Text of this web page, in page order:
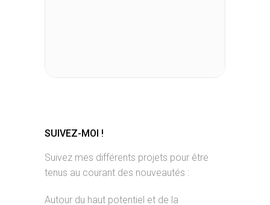
SUIVEZ-MOI !
Suivez mes différents projets pour être
tenus au courant des nouveautés :
Autour du haut potentiel et de la